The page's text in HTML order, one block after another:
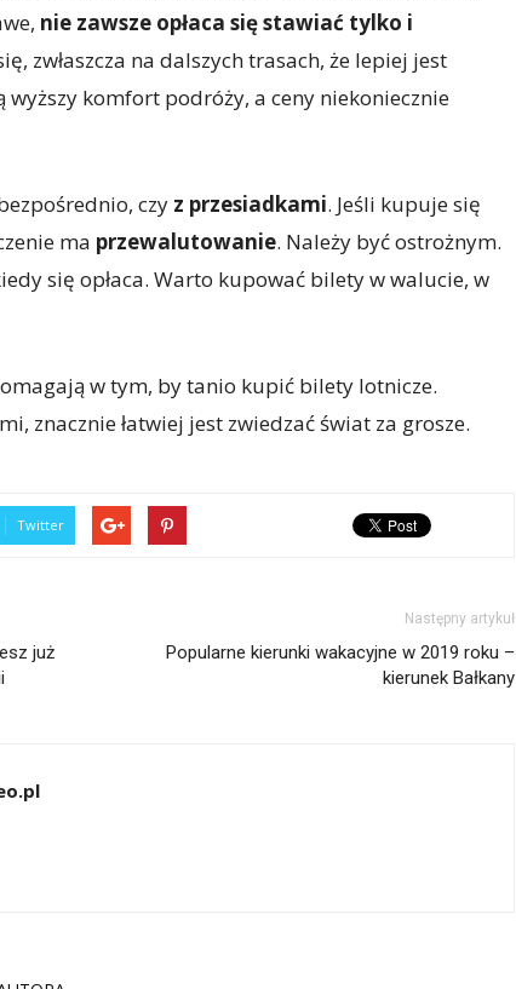
nie zawsze opłaca się stawiać tylko i
zwłaszcza na dalszych trasach, że lepiej jest
komfort podróży, a ceny niekoniecznie
czy z przesiadkami. Jeśli kupuje się
ma przewalutowanie. Należy być ostrożnym.
się opłaca. Warto kupować bilety w walucie, w
w tym, by tanio kupić bilety lotnicze.
znacznie łatwiej jest zwiedzać świat za grosze.
Twitter
już
Następny artykuł
Popularne kierunki wakacyjne w 2019 roku –
kierunek Bałkany